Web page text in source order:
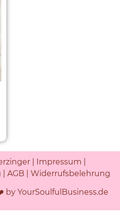
| Impressum
AGB Widerrufsbelehrung
YourSoulfulBusiness.de